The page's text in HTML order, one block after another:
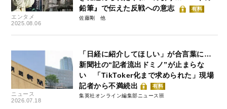
エンタメ
2025.08.06
鉛筆』で伝えた反戦への意志
有料
佐藤剛
ニュース
2026.07.18
「日経に紹介してほしい」が合言葉に…
新聞社の“記者流出ドミノ”が止まらな
い 「TikToker化まで求められた」現場
記者から不満続出
有料
集英社オンライン編集部ニュース班